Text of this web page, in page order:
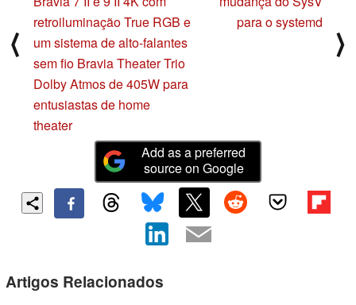
⟨
retroiluminação True RGB e
um sistema de alto-falantes
sem fio Bravia Theater Trio
Dolby Atmos de 405W para
entusiastas de home
theater
para o systemd
⟩
Add as a preferred
source on Google
Artigos Relacionados